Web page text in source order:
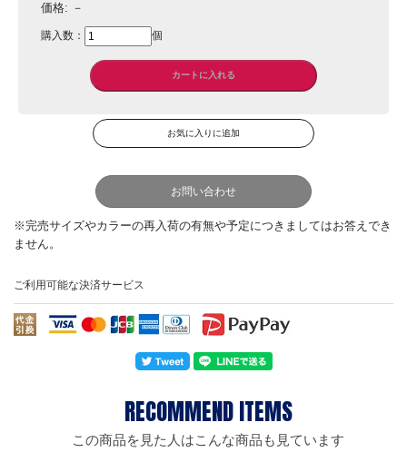
価格: －
購入数： 個
お問い合わせ
ご利用可能な決済サービス
この商品を見た人はこんな商品も見ています